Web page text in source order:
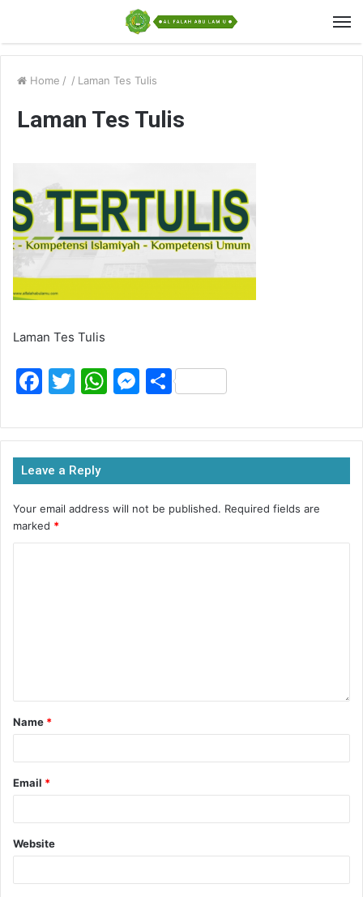
Home / / Laman Tes Tulis
Laman Tes Tulis
Laman Tes Tulis
F
c
e
b
o
o
T
itt
er
W
at
s
A
p
p
M
s
s
e
n
g
S
ar
e
Leave a Reply
Your email address will not be published. Required fields are
marked *
Name *
Email *
Website